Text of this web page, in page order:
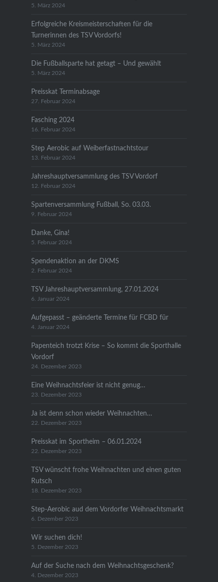
5. März 2024
Erfolgreiche Kreismeisterschaften für die
Turnerinnen des TSV Vordorfs!
5. März 2024
Die Fußballsparte hat getagt – Und gewählt
5. März 2024
Preisskat Terminabsage
27. Februar 2024
Fasching 2024
16. Februar 2024
Step Aerobic auf Weiberfastnachtstour
13. Februar 2024
Jahreshauptversammlung des TSV Vordorf
12. Februar 2024
Spartenversammlung Fußball, So. 03.03.
9. Februar 2024
Danke, Gina!
5. Februar 2024
Spendenaktion an der DKMS
2. Februar 2024
TSV Jahreshauptversammlung, 27.01.2024
6. Januar 2024
Aufgepasst – geänderte Termine für FCBD für
4. Januar 2024
Papenteich trotzt Krise – So kommt die Sporthalle
Vordorf
24. Dezember 2023
Eine Weihnachtsfeier ist nicht genug…
23. Dezember 2023
Ja ist denn schon wieder Weihnachten…
22. Dezember 2023
Preisskat im Sportheim – 06.01.2024
22. Dezember 2023
TSV wünscht frohe Weihnachten und einen guten
Rutsch
18. Dezember 2023
Step-Aerobic aud dem Vordorfer Weihnachtsmarkt
6. Dezember 2023
Wir suchen dich!
5. Dezember 2023
Auf der Suche nach dem Weihnachtsgeschenk?
4. Dezember 2023